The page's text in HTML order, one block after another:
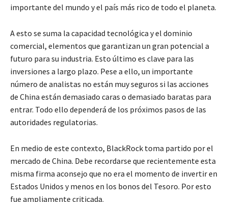
importante del mundo y el país más rico de todo el planeta.
A esto se suma la capacidad tecnológica y el dominio
comercial, elementos que garantizan un gran potencial a
futuro para su industria. Esto último es clave para las
inversiones a largo plazo. Pese a ello, un importante
número de analistas no están muy seguros si las acciones
de China están demasiado caras o demasiado baratas para
entrar. Todo ello dependerá de los próximos pasos de las
autoridades regulatorias.
En medio de este contexto, BlackRock toma partido por el
mercado de China. Debe recordarse que recientemente esta
misma firma aconsejo que no era el momento de invertir en
Estados Unidos y menos en los bonos del Tesoro. Por esto
fue ampliamente criticada.